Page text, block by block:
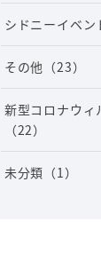
シドニーイベン
その他 （23）
新型コロナウィ
（22）
未分類 （1）